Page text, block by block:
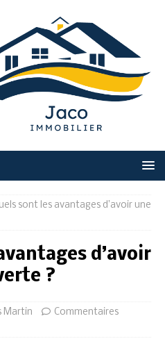
sont les avantages d’avoir une
d’avoir
?
Martin
Commentaires